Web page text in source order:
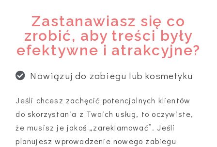
Zastanawiasz się co
zrobić, aby treści były
efektywne i atrakcyjne?
Nawiązuj do zabiegu lub kosmetyku
Jeśli chcesz zachęcić potencjalnych klientów
do skorzystania z Twoich usług, to oczywiste,
że musisz je jakoś „zareklamować”. Jeśli
planujesz wprowadzenie nowego zabiegu